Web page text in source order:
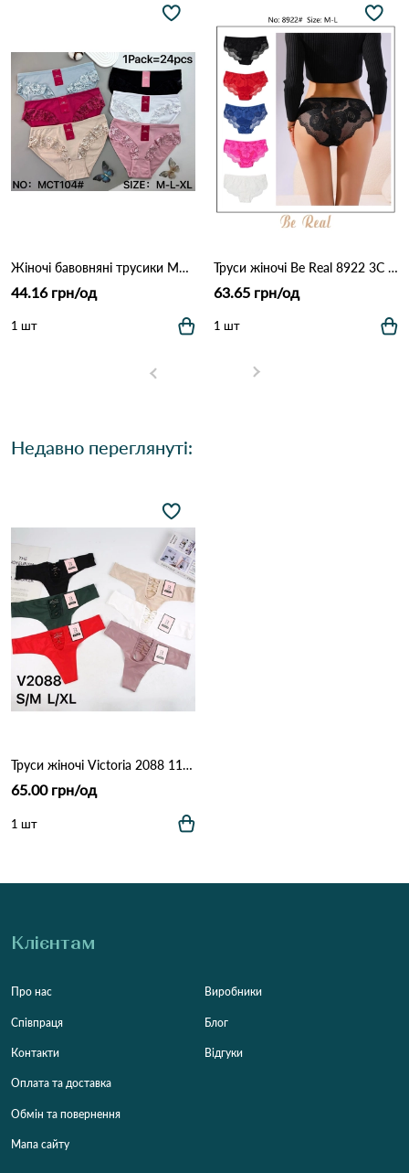
Жіночі бавовняні трусики MCT104 (M–XL) 12B Різні кольори
44.16 грн/од
1 шт
Труси жіночі Be Real 8922 3C Різні кольори
63.65 грн/од
1 шт
Недавно переглянуті:
Труси жіночі Victoria 2088 11C Різні кольори
65.00 грн/од
1 шт
Клієнтам
Про нас
Співпраця
Контакти
Оплата та доставка
Обмін та повернення
Мапа сайту
Виробники
Блог
Відгуки